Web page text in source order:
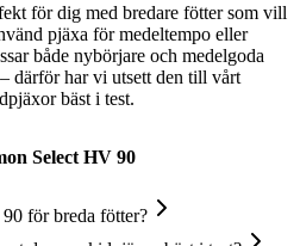
för dig med bredare fötter som vill
pjäxa för medeltempo eller
både nybörjare och medelgoda
därför har vi utsett den till vårt
bäst i test.
Select HV 90
för breda fötter?